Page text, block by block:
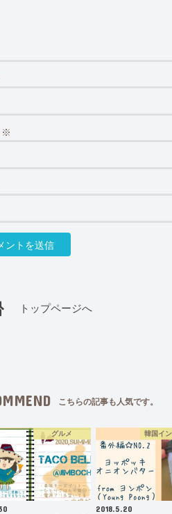
※
トップページへ
こちらの記事も人気です。
グルメ 韓国イ
2018.5.20